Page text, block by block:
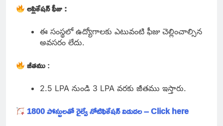
అప్లికేషన్ ఫీజు :
ఈ సంస్థలో ఉద్యోగాలకు ఎటువంటి ఫీజు చెల్లించాల్సిన
అవసరం లేదు.
జీతము:
2.5 LPA నుండి 3 LPA వరకు జీతము ఇస్తారు.
1800 పోస్టులతో రైల్వే నోటిఫికేషన్ విడుదల – Click here